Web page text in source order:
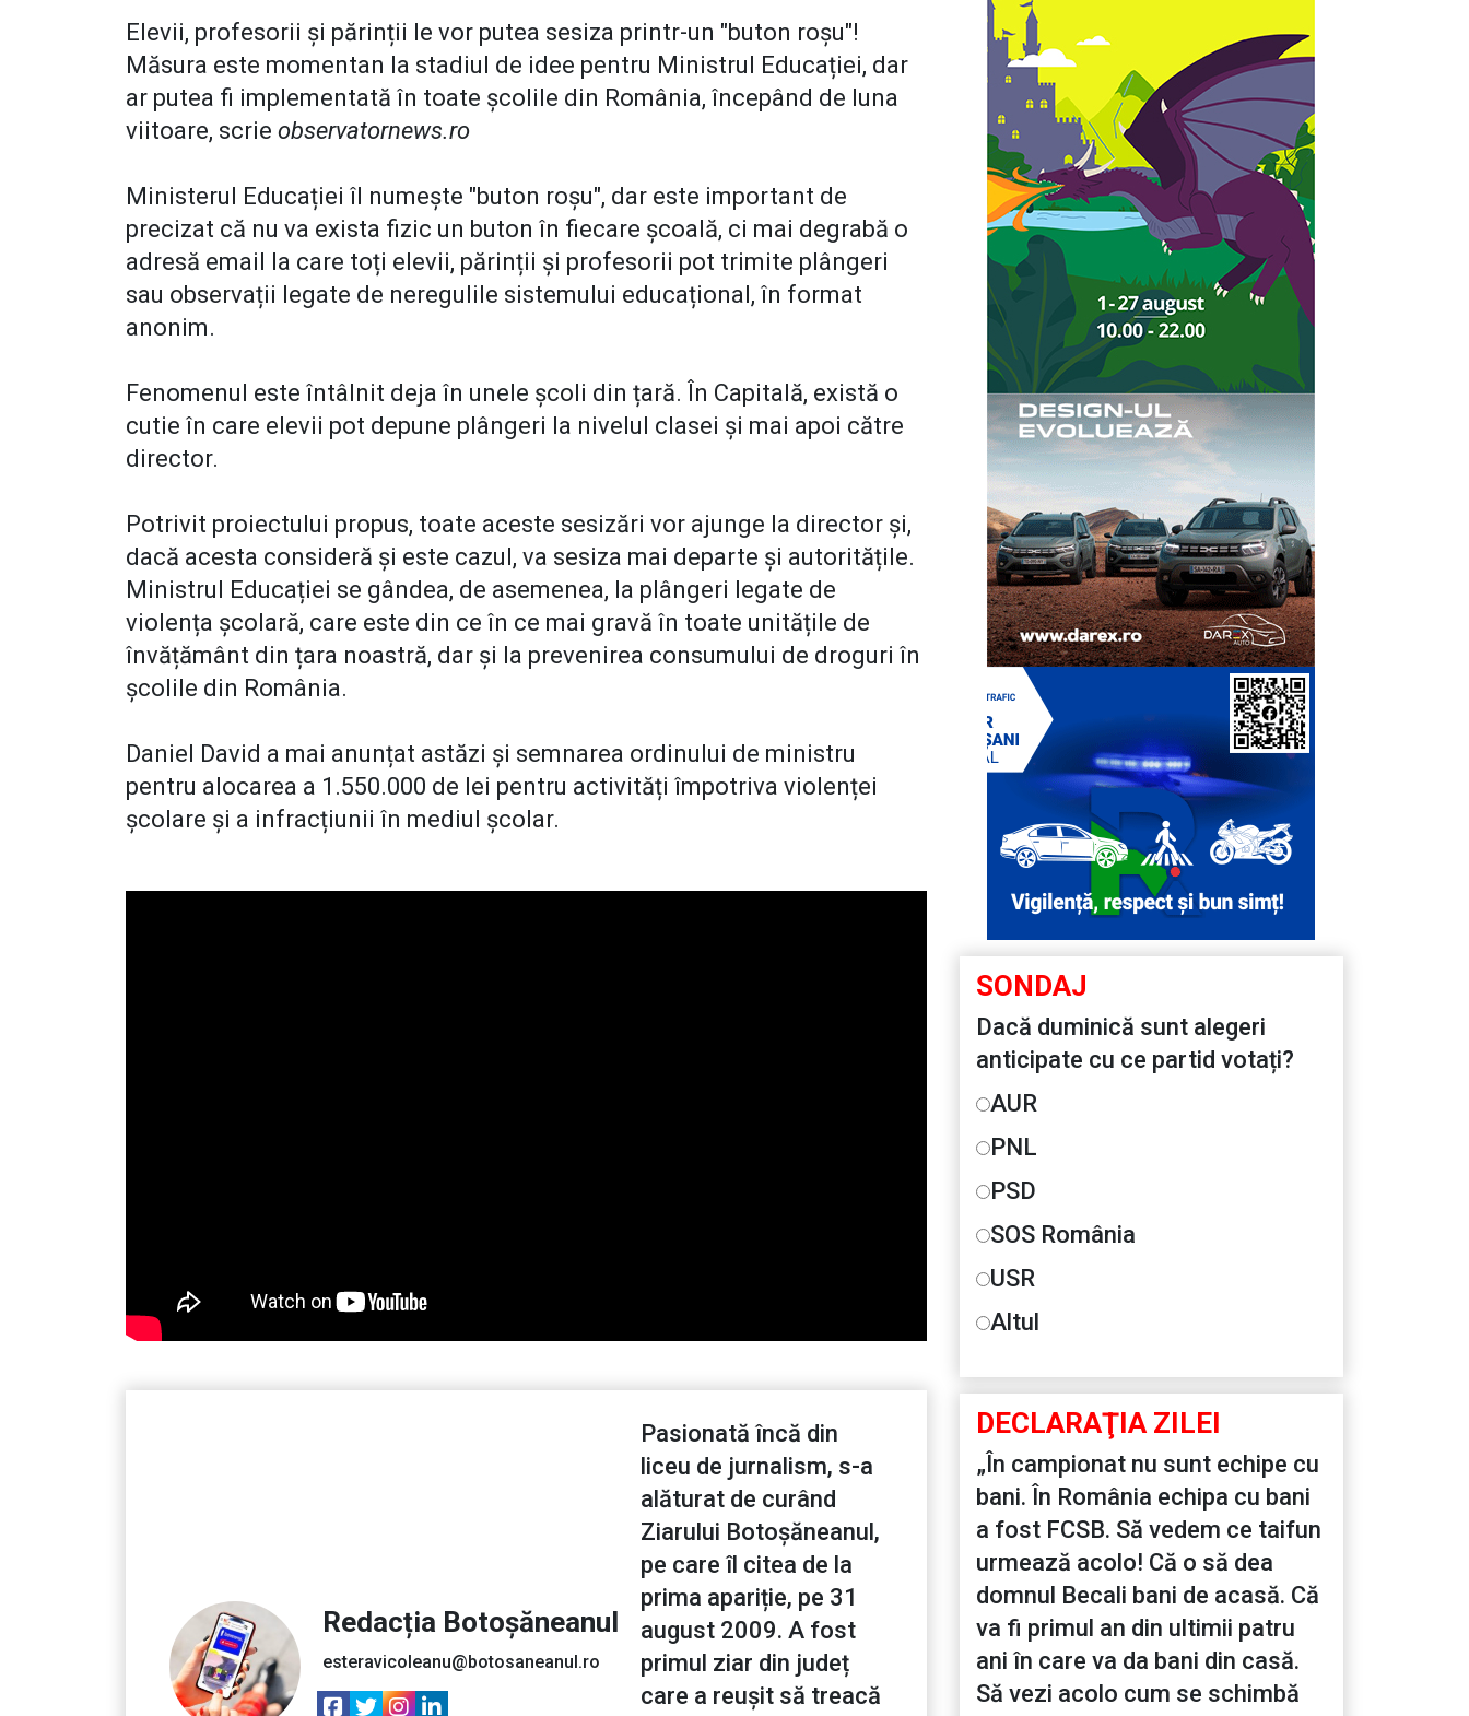
Elevii, profesorii și părinții le vor putea sesiza printr-un "buton roșu"!
Măsura este momentan la stadiul de idee pentru Ministrul Educației, dar
ar putea fi implementată în toate școlile din România, începând de luna
viitoare, scrie observatornews.ro
Ministerul Educației îl numește "buton roșu", dar este important de
precizat că nu va exista fizic un buton în fiecare școală, ci mai degrabă o
adresă email la care toți elevii, părinții și profesorii pot trimite plângeri
sau observații legate de neregulile sistemului educațional, în format
anonim.
Fenomenul este întâlnit deja în unele școli din țară. În Capitală, există o
cutie în care elevii pot depune plângeri la nivelul clasei și mai apoi către
director.
Potrivit proiectului propus, toate aceste sesizări vor ajunge la director și,
dacă acesta consideră și este cazul, va sesiza mai departe și autoritățile.
Ministrul Educației se gândea, de asemenea, la plângeri legate de
violența școlară, care este din ce în ce mai gravă în toate unitățile de
învățământ din țara noastră, dar și la prevenirea consumului de droguri în
școlile din România.
Daniel David a mai anunțat astăzi și semnarea ordinului de ministru
pentru alocarea a 1.550.000 de lei pentru activități împotriva violenței
școlare și a infracțiunii în mediul școlar.
Redacția Botoșăneanul
esteravicoleanu@botosaneanul.ro
Pasionată încă din
liceu de jurnalism, s-a
alăturat de curând
Ziarului Botoșăneanul,
pe care îl citea de la
prima apariție, pe 31
august 2009. A fost
primul ziar din județ
care a reușit să treacă
SONDAJ
Dacă duminică sunt alegeri
anticipate cu ce partid votați?
AUR
PNL
PSD
SOS România
USR
Altul
DECLARAŢIA ZILEI
„În campionat nu sunt echipe cu
bani. În România echipa cu bani
a fost FCSB. Să vedem ce taifun
urmează acolo! Că o să dea
domnul Becali bani de acasă. Că
va fi primul an din ultimii patru
ani în care va da bani din casă.
Să vezi acolo cum se schimbă